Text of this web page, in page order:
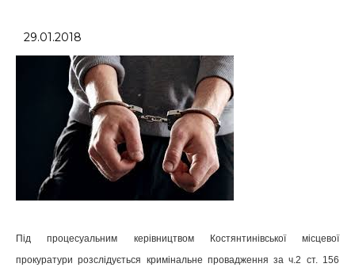
29.01.2018
Під процесуальним керівництвом Костянтинівської місцевої
прокуратури розслідується кримінальне провадження за ч.2 ст. 156